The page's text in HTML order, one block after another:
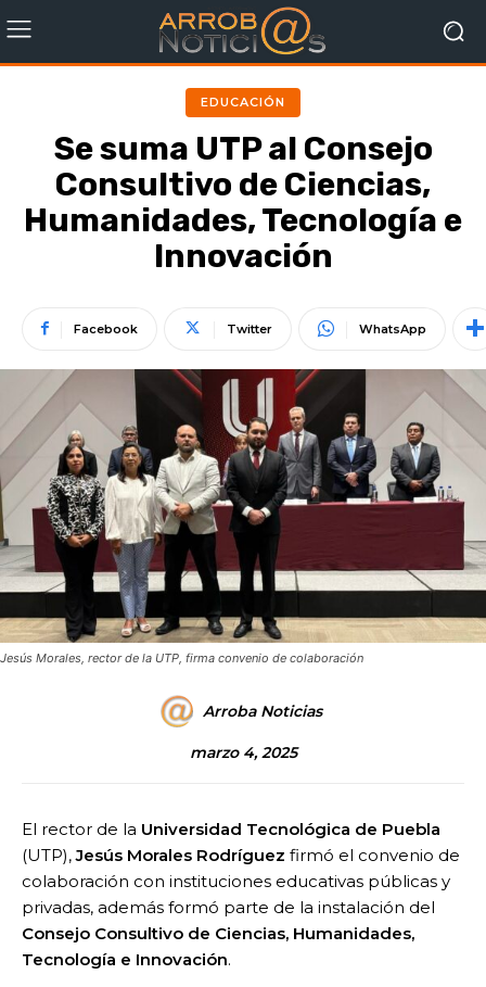
EDUCACIÓN
Se suma UTP al Consejo
Consultivo de Ciencias,
Humanidades, Tecnología e
Innovación
Facebook Twitter WhatsApp
Jesús Morales, rector de la UTP, firma convenio de colaboración
Arroba Noticias
marzo 4, 2025
El rector de la Universidad Tecnológica de Puebla
(UTP),Jesús Morales Rodríguez firmó el convenio de
colaboración con instituciones educativas públicas y
privadas, además formó parte de la instalación del
Consejo Consultivo de Ciencias, Humanidades,
Tecnología e Innovación.